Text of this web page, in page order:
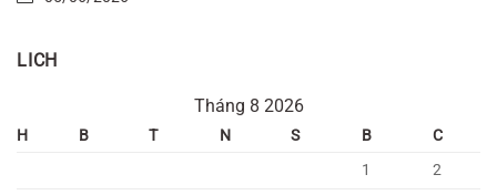
LICH
Tháng 8 2026
H B T N S B
C
1
2